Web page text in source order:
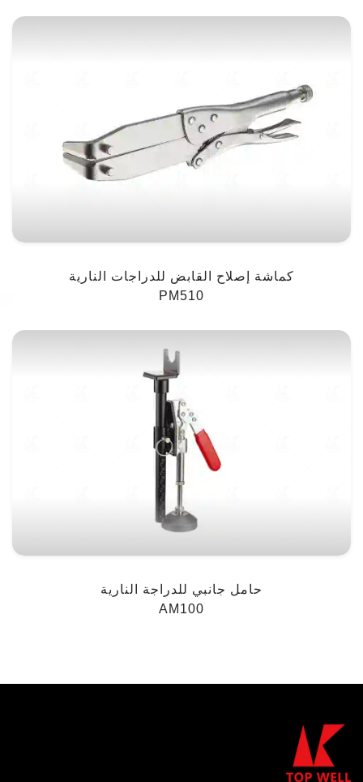
كماشة إصلاح القابض للدراجات النارية
PM510
حامل جانبي للدراجة النارية
AM100